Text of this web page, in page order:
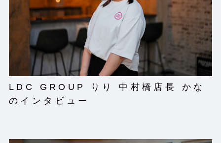
LDC GROUP りり 中村橋店長 かな
のインタビュー